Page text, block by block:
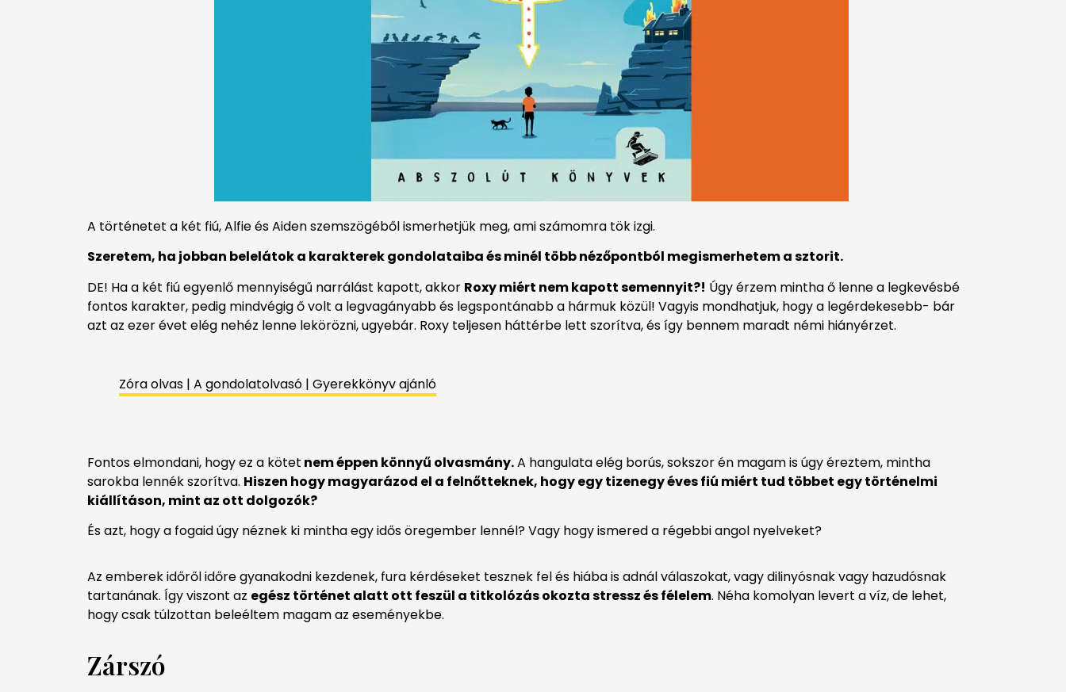
A történetet a két fiú, Alfie és Aiden szemszögéből ismerhetjük meg, ami számomra tök izgi.
Szeretem, ha jobban belelátok a karakterek gondolataiba és minél több nézőpontból megismerhetem a sztorit.
DE! Ha a két fiú egyenlő mennyiségű narrálást kapott, akkor Roxy miért nem kapott semennyit?! Úgy érzem mintha ő lenne a legkevésbé
fontos karakter, pedig mindvégig ő volt a legvagányabb és legspontánabb a hármuk közül! Vagyis mondhatjuk, hogy a legérdekesebb- bár
azt az ezer évet elég nehéz lenne lekörözni, ugyebár. Roxy teljesen háttérbe lett szorítva, és így bennem maradt némi hiányérzet.
Zóra olvas | A gondolatolvasó | Gyerekkönyv ajánló
Fontos elmondani, hogy ez a kötet nem éppen könnyű olvasmány.A hangulata elég borús, sokszor én magam is úgy éreztem, mintha
sarokba lennék szorítva. Hiszen hogy magyarázod el a felnőtteknek, hogy egy tizenegy éves fiú miért tud többet egy történelmi
kiállításon, mint az ott dolgozók?
És azt, hogy a fogaid úgy néznek ki mintha egy idős öregember lennél? Vagy hogy ismered a régebbi angol nyelveket?
Az emberek időről időre gyanakodni kezdenek, fura kérdéseket tesznek fel és hiába is adnál válaszokat, vagy dilinyósnak vagy hazudósnak
tartanának. Így viszont az egész történet alatt ott feszül a titkolózás okozta stressz és félelem. Néha komolyan levert a víz, de lehet,
hogy csak túlzottan beleéltem magam az eseményekbe.
Zárszó